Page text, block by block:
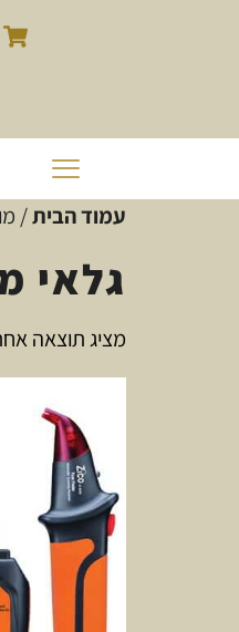
עמוד הבית/
גלאי
מציג תוצאה